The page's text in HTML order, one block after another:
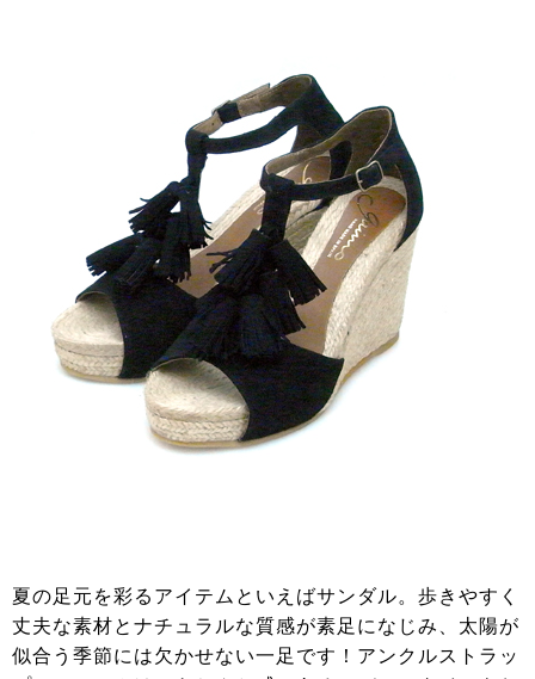
夏の足元を彩るアイテムといえばサンダル。歩きやすく
丈夫な素材とナチュラルな質感が素足になじみ、太陽が
似合う季節には欠かせない一足です！アンクルストラッ